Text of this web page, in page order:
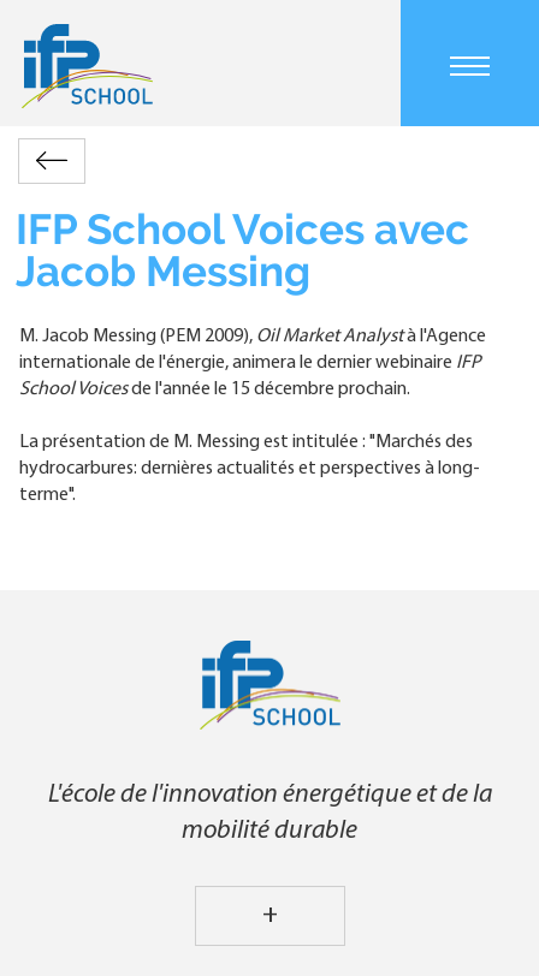
Main
navigation
mobile
Fil
d'Ariane
Accueil
Actualités
Retour
Voices
avec
Jacob
Messing
IFP School Voices avec
Jacob Messing
M. Jacob Messing (PEM 2009), Oil Market Analystà l'Agence
internationale de l'énergie, animera le dernier webinaire IFP
School Voicesde l'année le 15 décembre prochain.
La présentation de M. Messing est intitulée : "Marchés des
hydrocarbures: dernières actualités et perspectives à long-
terme".
L'école de l'innovation énergétique et de la
mobilité durable
+